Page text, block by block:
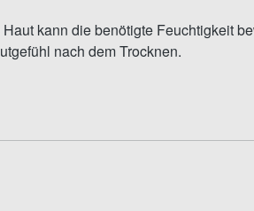
kann die benötigte Feuchtigkeit
nach dem Trocknen.